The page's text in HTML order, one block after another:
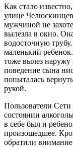
Как стало
улице
мужчиной не
вылезла в окно.
водосточную
маленький
тоже вылез
поведение сына
попыталась
рукой.
Пользователи
состоянии
в себе был и
произошедшее.
обратили